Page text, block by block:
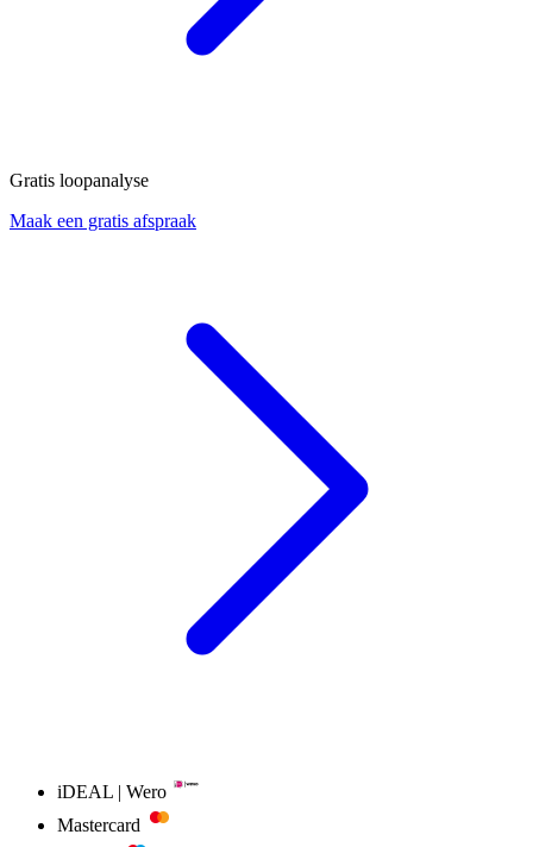
Gratis loopanalyse
Maak een gratis afspraak
iDEAL | Wero
Mastercard